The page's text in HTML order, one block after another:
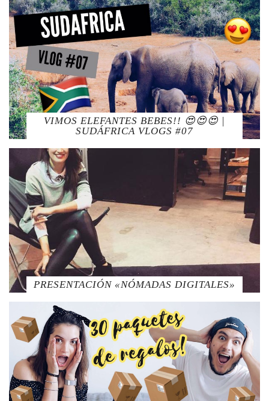
VIMOS ELEFANTES BEBES!! 😍😍😍 |
SUDÁFRICA VLOGS #07
PRESENTACIÓN «NÓMADAS DIGITALES»